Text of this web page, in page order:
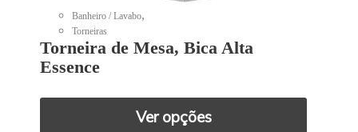
Banheiro / Lavabo,
Torneiras
Torneira de Mesa, Bica Alta
Essence
Ver opções